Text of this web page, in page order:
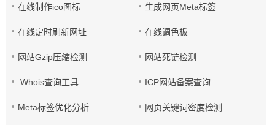
在线制作ico图标 生成网页Meta标签
在线定时刷新网址 在线调色板
网站Gzip压缩检测 网站死链检测
Whois查询工具 ICP网站备案查询
Meta标签优化分析 网页关键词密度检测